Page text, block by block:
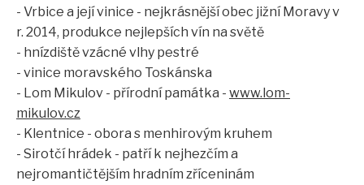
- Vrbice a její vinice - nejkrásnější obec jižní Moravy v
r. 2014, produkce nejlepších vín na světě
- hnízdiště vzácné vlhy pestré
- vinice moravského Toskánska
- Lom Mikulov - přírodní památka - www.lom-
mikulov.cz
- Klentnice - obora s menhirovým kruhem
- Sirotčí hrádek - patří k nejhezčím a
nejromantičtějším hradním zříceninám